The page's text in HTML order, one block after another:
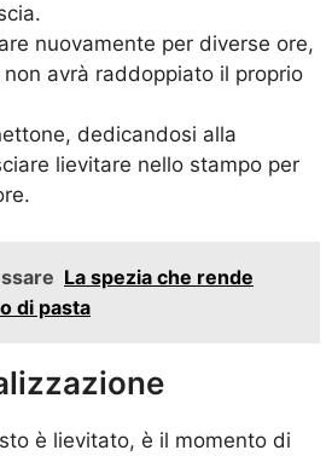
nuovamente per diverse ore,
avrà raddoppiato il proprio
dedicandosi alla
lievitare nello stampo per
La spezia che rende
di pasta
è lievitato, è il momento di